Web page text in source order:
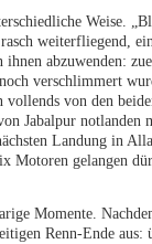
Weise.
weiterfliegend,
abzuwenden:
verschlimmert
von den
Jabalpur
Landung in
Motoren gelangen
Momente.
Renn-Ende